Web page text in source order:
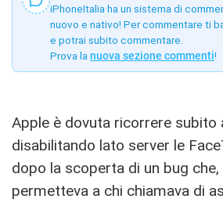
iPhoneItalia ha un sistema di
nuovo e nativo! Per commentare ti
e potrai subito commentare.
Prova la nuova sezione commenti!
Apple è dovuta ricorrere subito
disabilitando lato server le
dopo la scoperta di un bug che,
permetteva a chi chiamava di